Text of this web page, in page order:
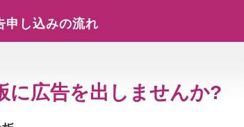
申し込みの流れ
に広告を出しませんか?